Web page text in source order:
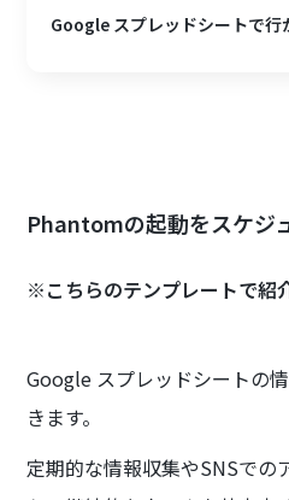
Google スプレッドシートで
Phantomの起動をスケジ
※こちらのテンプレートで紹
Google スプレッドシートの
きます。
定期的な情報収集やSNSでの